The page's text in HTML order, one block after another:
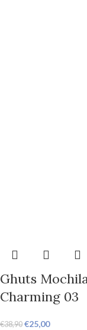
Ghuts
Charming 03
€38,90 €25,00